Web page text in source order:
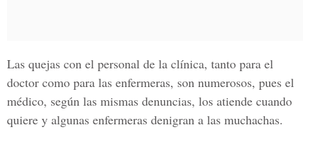
Las quejas con el personal de la clínica, tanto para el
doctor como para las enfermeras, son numerosos, pues el
médico, según las mismas denuncias, los atiende cuando
quiere y algunas enfermeras denigran a las muchachas.